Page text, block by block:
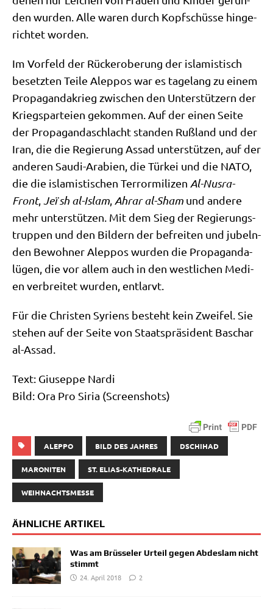
den wur­den. Alle waren durch Kopf­schüs­se hin­ge­
rich­tet worden.
Im Vor­feld der Rück­erobe­rung der isla­mi­stisch
besetz­ten Tei­le Alep­pos war es tage­lang zu einem
Pro­pa­gan­da­krieg zwi­schen den Unter­stüt­zern der
Kriegs­par­tei­en gekom­men. Auf der einen Sei­te
der Pro­pa­gan­da­schlacht stan­den Ruß­land und der
Iran, die die Regie­rung Assad unter­stüt­zen, auf der
ande­ren Sau­di-Ara­bi­en, die Tür­kei und die NATO,
die die isla­mi­sti­schen Ter­ror­mi­li­zen Al-Nus­ra-
Front, Jeï sh al-Islam Ahr­ar al-Sham und ande­re
mehr unter­stüt­zen. Mit dem Sieg der Regie­rungs­
trup­pen und den Bil­dern der befrei­ten und jubeln­
den Bewoh­ner Alep­pos wur­den die Pro­pa­gan­da­
lü­gen, die vor allem auch in den west­li­chen Medi­
en ver­brei­tet wur­den, entlarvt.
Für die Chri­sten Syri­ens besteht kein Zwei­fel. Sie
ste­hen auf der Sei­te von Staats­prä­si­dent Baschar
al-Assad.
Text: Giu­sep­pe Nardi
Bild: Ora Pro Siria (Screen­shots)
ALEPPO BILD DES JAHRES DSCHIHAD
MARONITEN ST. ELIAS-KATHEDRALE
WEIHNACHTSMESSE
ÄHNLICHE ARTIKEL
Was am Brüsseler Urteil gegen Abdeslam nicht
stimmt
24. April 2018
2